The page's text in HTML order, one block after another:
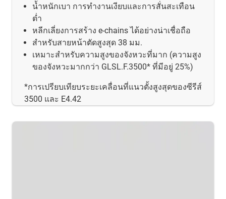
น้ำหนักเบา การทำงานเงียบและการสั่นสะเทือน
ต่ำ
หลีกเลี่ยงการสร้าง e-chains ได้อย่างน่าเชื่อถือ
สำหรับสายหน้าตัดสูงสุด 38 มม.
เหมาะสำหรับความสูงของจังหวะที่มาก (ความสูง
ของจังหวะมากกว่า GLSL.F.3500* ที่มีอยู่ 25%)
*การเปรียบเทียบระยะเคลื่อนที่แนวตั้งสูงสุดของซีรีส์
3500 และ E4.42